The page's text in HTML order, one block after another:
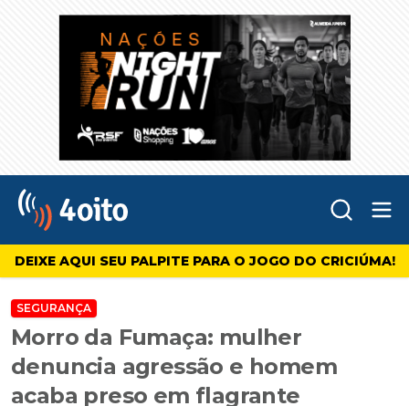
4oito
DEIXE AQUI SEU PALPITE PARA O JOGO DO CRICIÚMA!
SEGURANÇA
Morro da Fumaça: mulher
denuncia agressão e homem
acaba preso em flagrante